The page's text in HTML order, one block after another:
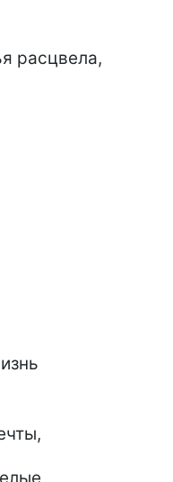
расцвела,